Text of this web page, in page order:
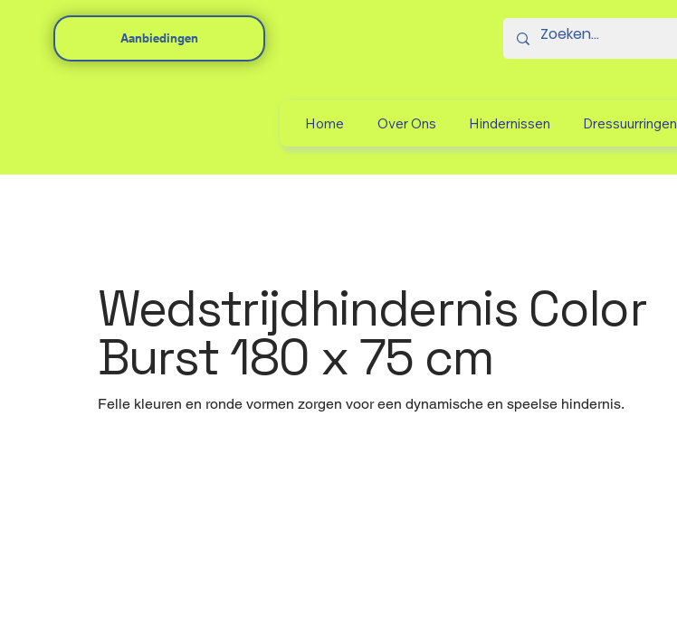
Home Over Ons Hindernissen Dressuurringen
Aanbiedingen
Wedstrijdhindernis Color
Burst 180 x 75 cm
Felle kleuren en ronde vormen zorgen voor een dynamische en speelse hindernis.